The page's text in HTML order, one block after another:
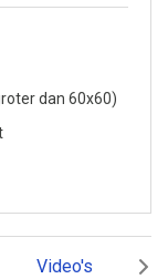
Video's
dan 60x60)